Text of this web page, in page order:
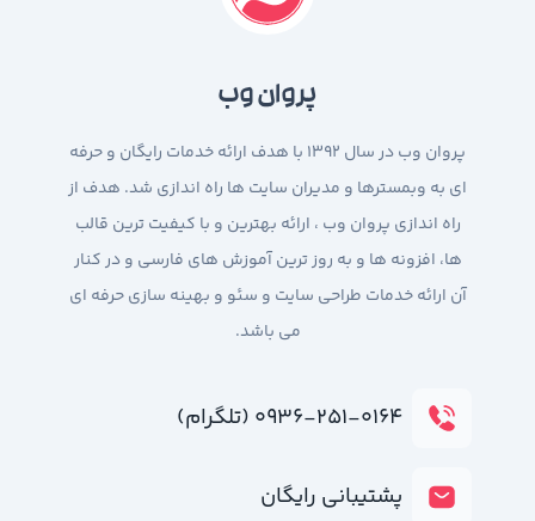
پروان وب
پروان وب در سال 1392 با هدف ارائه خدمات رایگان و حرفه
ای به وبمسترها و مدیران سایت ها راه اندازی شد. هدف از
راه اندازی پروان وب ، ارائه بهترین و با کیفیت ترین قالب
ها، افزونه ها و به روز ترین آموزش های فارسی و در کنار
آن ارائه خدمات طراحی سایت و سئو و بهینه سازی حرفه ای
می باشد.
۰۹۳۶-۲۵۱-۰۱۶۴ (تلگرام)
پشتیبانی رایگان